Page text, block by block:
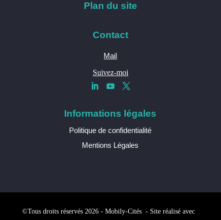
Plan du site
Contact
Mail
Suivez-moi
Informations légales
Politique de confidentialité
Mentions Légales
©Tous droits réservés 2026 - Mobily-Cités - Site réalisé avec